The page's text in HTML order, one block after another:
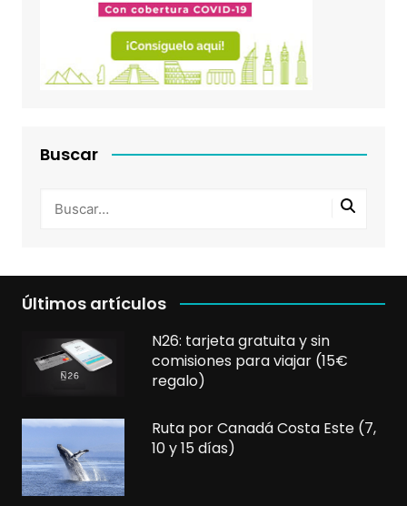
Buscar
Últimos artículos
N26: tarjeta gratuita y sin
comisiones para viajar (15€
regalo)
Ruta por Canadá Costa Este (7,
10 y 15 días)